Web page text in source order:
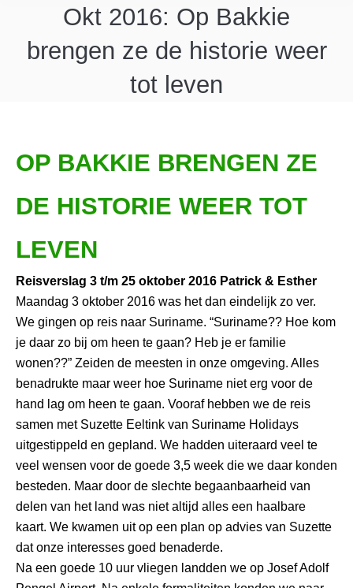
Okt 2016: Op Bakkie
brengen ze de historie weer
tot leven
OP BAKKIE BRENGEN ZE
DE HISTORIE WEER TOT
LEVEN
Reisverslag 3 t/m 25 oktober 2016 Patrick & Esther
Maandag 3 oktober 2016 was het dan eindelijk zo ver.
We gingen op reis naar Suriname. “Suriname?? Hoe kom
je daar zo bij om heen te gaan? Heb je er familie
wonen??” Zeiden de meesten in onze omgeving. Alles
benadrukte maar weer hoe Suriname niet erg voor de
hand lag om heen te gaan. Vooraf hebben we de reis
samen met Suzette Eeltink van Suriname Holidays
uitgestippeld en gepland. We hadden uiteraard veel te
veel wensen voor de goede 3,5 week die we daar konden
besteden. Maar door de slechte begaanbaarheid van
delen van het land was niet altijd alles een haalbare
kaart. We kwamen uit op een plan op advies van Suzette
dat onze interesses goed benaderde.
Na een goede 10 uur vliegen landden we op Josef Adolf